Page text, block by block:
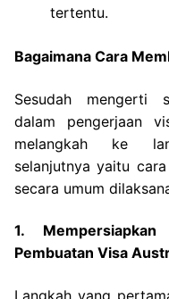
tertentu.
Bagaimana Cara
Sesudah mengerti
dalam pengerjaan
melangkah ke
selanjutnya yaitu
secara umum
1.
Pembuatan Visa
Langkah yang